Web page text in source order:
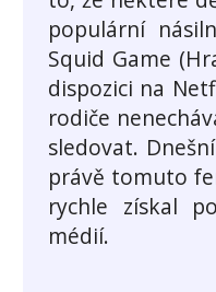
populární
Squid Game
dispozici na
rodiče
sledovat.
právě tomuto
rychle získal
médií.